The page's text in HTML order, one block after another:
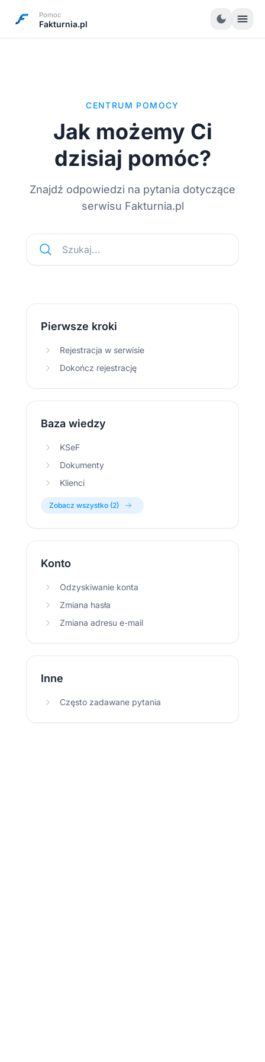
Pomoc
Fakturnia.pl dark_mode menu
CENTRUM POMOCY
Jak możemy Ci
dzisiaj pomóc?
Znajdź odpowiedzi na pytania dotyczące
serwisu Fakturnia.pl
Szukaj...
Pierwsze kroki
Rejestracja w serwisie
Dokończ rejestrację
Baza wiedzy
KSeF
Dokumenty
Klienci
Zobacz wszystko (2)
Konto
Odzyskiwanie konta
Zmiana hasła
Zmiana adresu e-mail
Inne
Często zadawane pytania